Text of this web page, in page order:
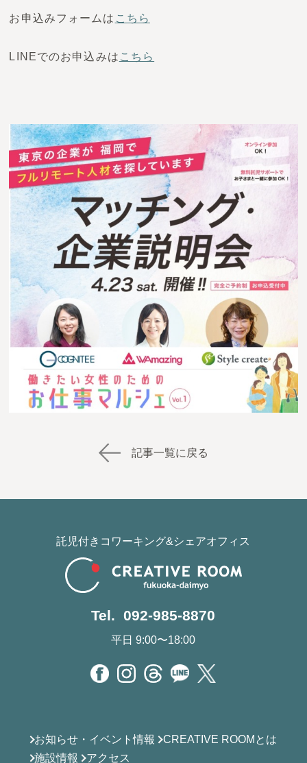
お申込みフォームは こちら
LINEでのお申込みは こちら
記事一覧に戻る
託児付きコワーキング&シェアオフィス
Tel. 092-985-8870
平日 9:00〜18:00
お知らせ・イベント情報
CREATIVE ROOMとは
施設情報
アクセス